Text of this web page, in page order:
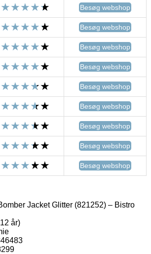
Besøg webshop
Besøg webshop
Besøg webshop
Besøg webshop
Besøg webshop
Besøg webshop
Besøg webshop
Besøg webshop
Besøg webshop
Jacket Glitter (821252) – Bistro
år)